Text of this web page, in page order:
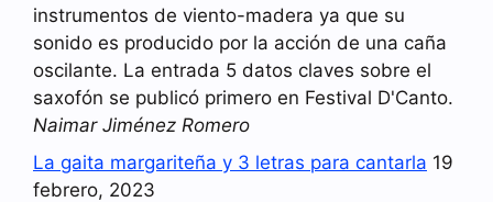
instrumentos de viento-madera ya que su
sonido es producido por la acción de una caña
oscilante. La entrada 5 datos claves sobre el
saxofón se publicó primero en Festival D'Canto.
Naimar Jiménez Romero
La gaita margariteña y 3 letras para cantarla 19
febrero, 2023